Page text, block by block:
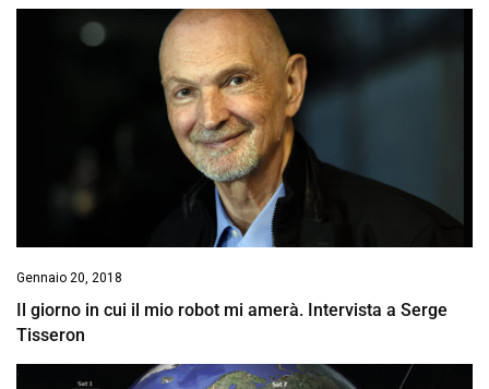
Gennaio 20, 2018
Il giorno in cui il mio robot mi amerà. Intervista a Serge
Tisseron